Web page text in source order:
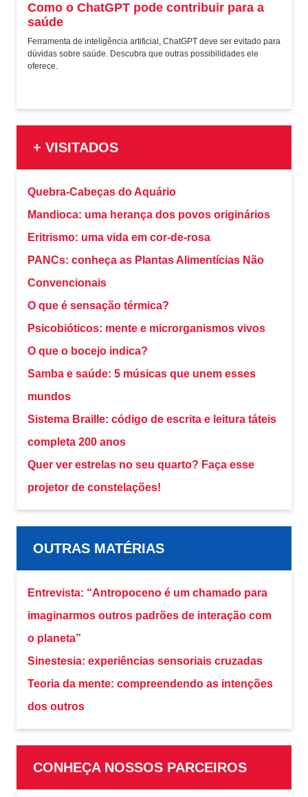
Como o ChatGPT pode contribuir para a
saúde
Ferramenta de inteligência artificial, ChatGPT deve ser evitado para
dúvidas sobre saúde. Descubra que outras possibilidades ele
oferece.
+ VISITADOS
Quebra-Cabeças do Aquário
Mandioca: uma herança dos povos originários
Eritrismo: uma vida em cor-de-rosa
PANCs: conheça as Plantas Alimentícias Não
Convencionais
O que é sensação térmica?
Psicobióticos: mente e microrganismos vivos
O que o bocejo indica?
Samba e saúde: 5 músicas que unem esses
mundos
Sistema Braille: código de escrita e leitura táteis
completa 200 anos
Quer ver estrelas no seu quarto? Faça esse
projetor de constelações!
OUTRAS MATÉRIAS
Entrevista: “Antropoceno é um chamado para
imaginarmos outros padrões de interação com
o planeta”
Sinestesia: experiências sensoriais cruzadas
Teoria da mente: compreendendo as intenções
dos outros
CONHEÇA NOSSOS PARCEIROS